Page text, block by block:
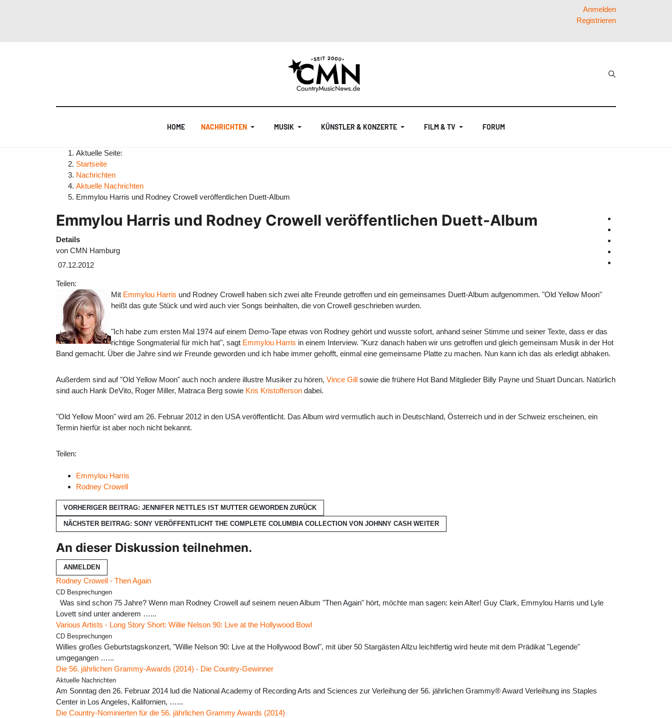
Anmelden
Registrieren
HOME NACHRICHTEN MUSIK KÜNSTLER & KONZERTE FILM & TV FORUM
Aktuelle Seite:
Startseite
Nachrichten
Aktuelle Nachrichten
Emmylou Harris und Rodney Crowell veröffentlichen Duett-Album
Emmylou Harris und Rodney Crowell veröffentlichen Duett-Album
Details
von CMN Hamburg
07.12.2012
Teilen:
Mit Emmylou Harris und Rodney Crowell haben sich zwei alte Freunde getroffen und ein gemeinsames Duett-Album aufgenommen. "Old Yellow Moon"
heißt das gute Stück und wird auch vier Songs beinhalten, die von Crowell geschrieben wurden.
"Ich habe zum ersten Mal 1974 auf einem Demo-Tape etwas von Rodney gehört und wusste sofort, anhand seiner Stimme und seiner Texte, dass er das
richtige Songmaterial für mich hat", sagt Emmylou Harris in einem Interview. "Kurz danach haben wir uns getroffen und gleich gemeinsam Musik in der Hot
Band gemacht. Über die Jahre sind wir Freunde geworden und ich habe immer gehofft, einmal eine gemeinsame Platte zu machen. Nun kann ich das als erledigt abhaken.
Außerdem sind auf "Old Yellow Moon" auch noch andere illustre Musiker zu hören, Vince Gill sowie die frühere Hot Band Mitglieder Billy Payne und Stuart Duncan. Natürlich
sind auch Hank DeVito, Roger Miller, Matraca Berg sowie Kris Kristofferson dabei.
"Old Yellow Moon" wird am 26. Februar 2012 in den USA veröffentlicht. Das Album wird vermutlich auch in Deutschland, Österreich und in der Schweiz erscheinen, ein
Termin hierfür ist aber noch nicht bekannt.
Teilen:
Emmylou Harris
Rodney Crowell
VORHERIGER BEITRAG: JENNIFER NETTLES IST MUTTER GEWORDEN ZURÜCK
NÄCHSTER BEITRAG: SONY VERÖFFENTLICHT THE COMPLETE COLUMBIA COLLECTION VON JOHNNY CASH WEITER
An dieser Diskussion teilnehmen.
ANMELDEN
Rodney Crowell - Then Again
CD Besprechungen
Was sind schon 75 Jahre? Wenn man Rodney Crowell auf seinem neuen Album "Then Again" hört, möchte man sagen: kein Alter! Guy Clark, Emmylou Harris und Lyle
Lovett sind unter anderem …...
Various Artists - Long Story Short: Willie Nelson 90: Live at the Hollywood Bowl
CD Besprechungen
Willies großes Geburtstagskonzert, "Willie Nelson 90: Live at the Hollywood Bowl", mit über 50 Stargästen Allzu leichtfertig wird heute mit dem Prädikat "Legende"
umgegangen …...
Die 56. jährlichen Grammy-Awards (2014) - Die Country-Gewinner
Aktuelle Nachrichten
Am Sonntag den 26. Februar 2014 lud die National Academy of Recording Arts and Sciences zur Verleihung der 56. jährlichen Grammy® Award Verleihung ins Staples
Center in Los Angeles, Kalifornien, …...
Die Country-Nominierten für die 56. jährlichen Grammy Awards (2014)